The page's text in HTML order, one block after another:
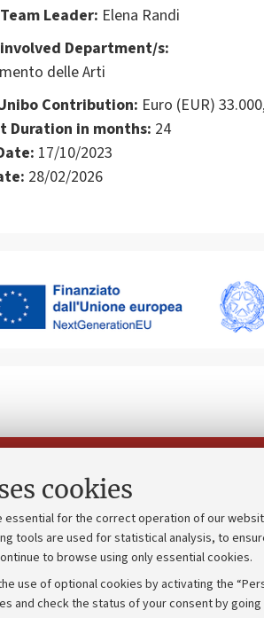
cookies
essential for the correct operation of our
tools are used for statistical analysis, to
to browse using only essential cookies.
use of optional cookies by activating the
and check the status of your consent by
Leader: Elena Randi
Department/s:
delle Arti
Contribution: Euro (EUR)
Duration in months: 24
17/10/2023
28/02/2026
Strategic plan
University budgets
Donations